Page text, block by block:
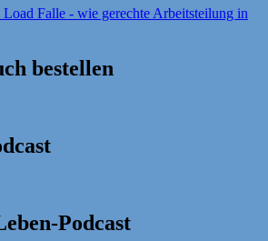
bestellen
Podcast